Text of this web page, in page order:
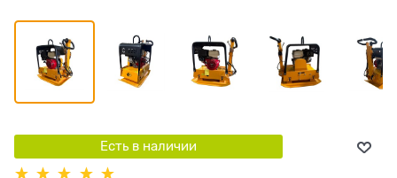
Есть в наличии